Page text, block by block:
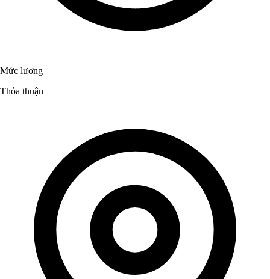
Mức lương
Thỏa thuận